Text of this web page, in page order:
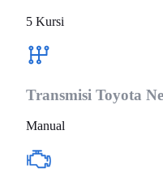
5 Kursi
Transmisi Toyota
Manual